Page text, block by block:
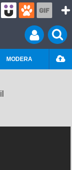
MODERA